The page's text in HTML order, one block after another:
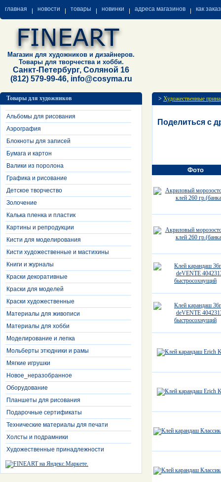
главная новости товары новинки адреса магазинов как
Магазин для художников и дизайнеров.
Товары для творчества и хобби.
Санкт-Петербург, Соляной 16
(812) 579-99-46, info@cosyma.ru
Товары для художников
Альбомы для рисования
Аэрография
Блокноты для записей
Бумага и картон
Валики из поролона
Графика и рисование
Детское творчество
Золочение
Калька пленка и пластик
Картины и репродукции
Кисти для моделирования
Кисти художественные и мастихины
Книги и журналы
Краски декоративные
Краски для моделей
Краски художественные
Материалы для живописи
Материалы для хобби
Моделирование и лепка
Мольберты этюдники и рамы
Мягкие игрушки
Новое_неразобранное
Оборудование
Планшеты для рисования
Подарочные сертификаты
Технические материалы для печати
Холсты и подрамники
Художественные принадлежности
> Художественные
Поделиться с
Фото